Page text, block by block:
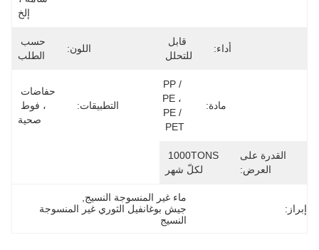
إلخ
أداء:
للتحلل
اللون:
الطلب
مادة:
PP /
PE ،
PE /
PET
التطبيقات:
صحية
القدرة على
العرض:
لكلّ شهر
إبراز:
ماء غير المنسوجة النسيج
النسيج